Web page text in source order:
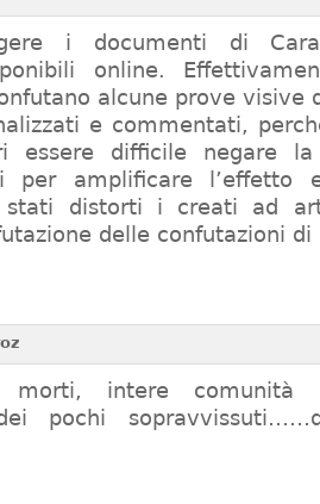
i documenti di
online.
alcune prove visive
e commentati,
essere difficile negare
per amplificare l’effetto
stati distorti i creati ad
delle confutazioni di
intere comunità
pochi